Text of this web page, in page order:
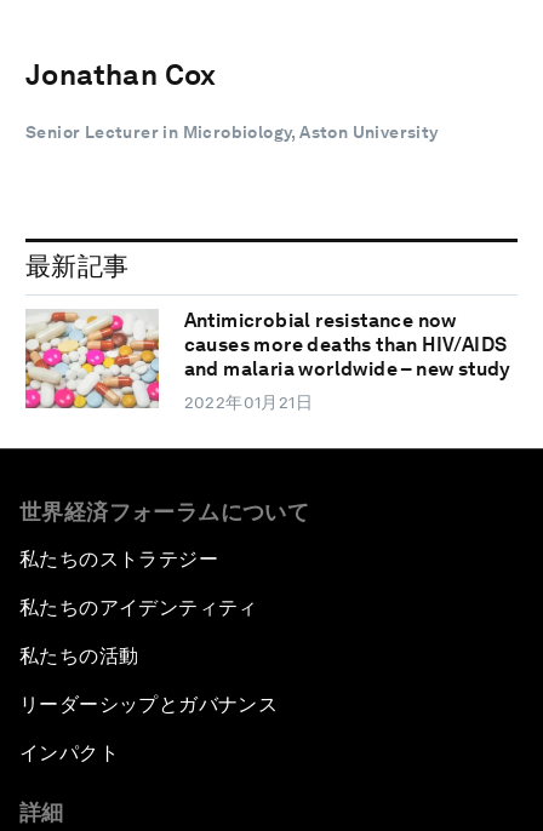
Jonathan Cox
Senior Lecturer in Microbiology, Aston University
最新記事
Antimicrobial resistance now
causes more deaths than HIV/AIDS
and malaria worldwide – new study
2022年01月21日
世界経済フォーラムについて
私たちのストラテジー
私たちのアイデンティティ
私たちの活動
リーダーシップとガバナンス
インパクト
詳細